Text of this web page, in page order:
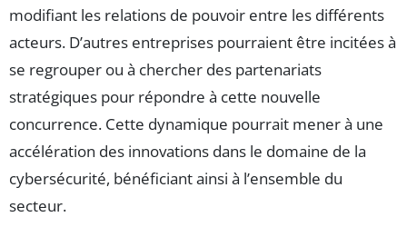
modifiant les relations de pouvoir entre les différents
acteurs. D’autres entreprises pourraient être incitées à
se regrouper ou à chercher des partenariats
stratégiques pour répondre à cette nouvelle
concurrence. Cette dynamique pourrait mener à une
accélération des innovations dans le domaine de la
cybersécurité, bénéficiant ainsi à l’ensemble du
secteur.